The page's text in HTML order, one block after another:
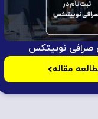
صرافی نوبیتکس
مقاله